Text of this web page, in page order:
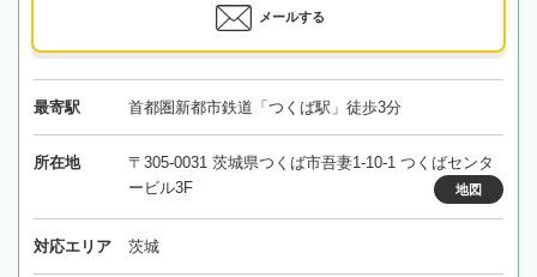
メールする
最寄駅 首都圏新都市鉄道「つくば駅」徒歩3分
所在地
〒305-0031 茨城県つくば市吾妻1-10-1 つくばセンタ
ービル3F
地図
対応エリア 茨城